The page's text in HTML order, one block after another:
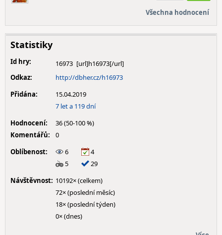
Všechna hodnocení
Statistiky
Id hry:
16973
Odkaz:
http://dbher.cz/h16973
Přidána:
15.04.2019
7 let a 119 dní
Hodnocení:
36 (50-100 %)
Komentářů:
0
Oblíbenost:
6
4
5
29
Návštěvnost: 10192× (celkem)
72× (poslední měsíc)
18× (poslední týden)
0× (dnes)